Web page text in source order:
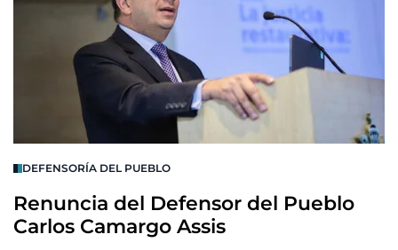
DEFENSORÍA DEL PUEBLO
Renuncia del Defensor del Pueblo
Carlos Camargo Assis